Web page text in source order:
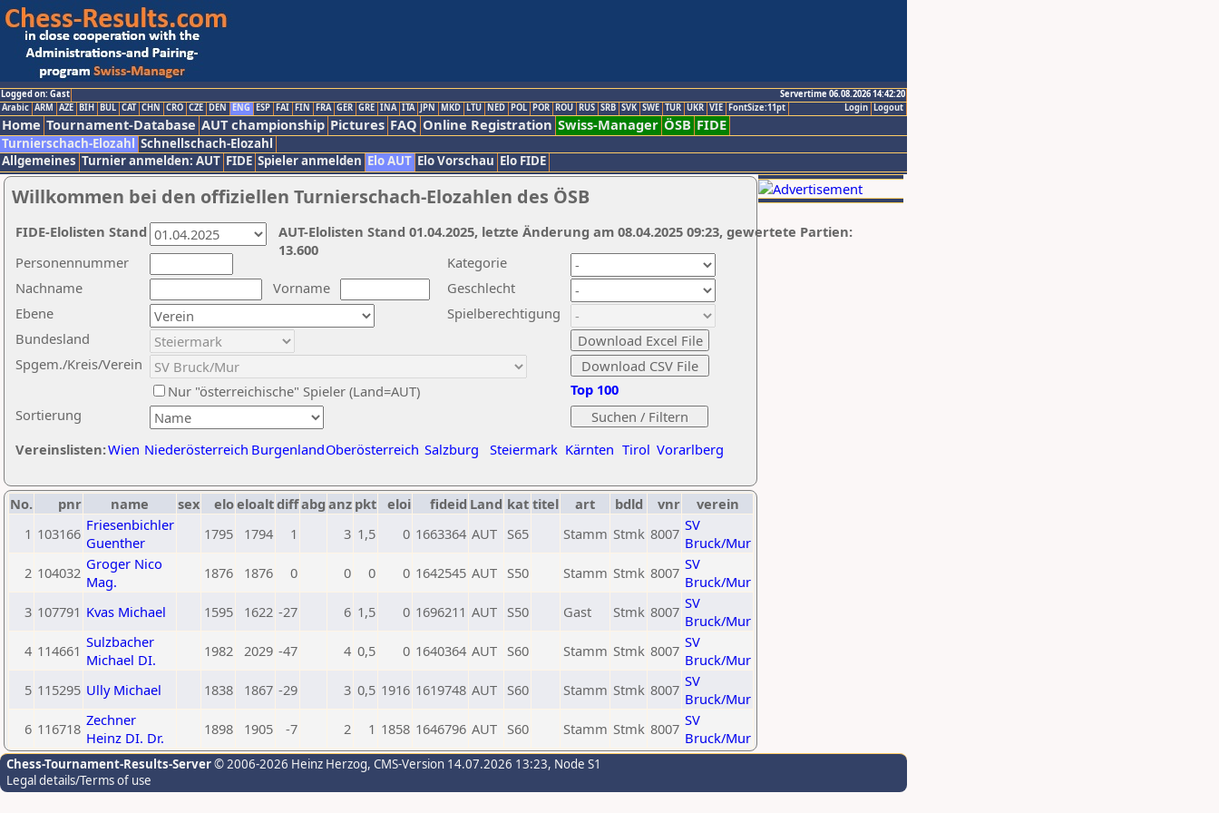
Logged on: Gast
Servertime 06.08.2026 14:42:20
Logout
Login
Arabic ARM AZE BIH BUL CAT CHN CRO CZE DEN ENG ESP FAI FIN FRA GER GRE INA ITA JPN MKD LTU NED POL POR ROU RUS SRB SVK SWE TUR UKR VIE FontSize:11pt
Home Tournament-Database AUT championship Pictures FAQ Online Registration Swiss-Manager ÖSB FIDE
Turnierschach-Elozahl Schnellschach-Elozahl
Allgemeines Turnier anmelden: AUT FIDE Spieler anmelden Elo AUT Elo Vorschau Elo FIDE
Willkommen bei den offiziellen Turnierschach-Elozahlen des ÖSB
Nachname
Vorname
Ebene
Kategorie
Sortierung
Personennummer
Bundesland
Spgem./Kreis/Verein
Geschlecht
Nur "österreichische" Spieler (Land=AUT)
Spielberechtigung
Vereinslisten:Wien Niederösterreich BurgenlandOberösterreich Salzburg Steiermark Kärnten Tirol Vorarlberg
Top 100
AUT-Elolisten Stand 01.04.2025, letzte Änderung am 08.04.2025 09:23, gewertete Partien:
13.600
FIDE-Elolisten Stand
No. pnr name sex eloeloaltdiffabg anz pkt eloi fideid Land kat titel art bdld vnr
verein
1 103166 Friesenbichler
Guenther
1795 1794 1 3 1,5 0 1663364 AUT S65 Stamm Stmk 8007 SV
Bruck/Mur
2 104032 Groger Nico
Mag.
1876 1876 0 0 0 0 1642545 AUT S50 Stamm Stmk 8007 SV
Bruck/Mur
3 107791 Kvas Michael 1595 1622 -27 6 1,5 0 1696211 AUT S50 Gast Stmk 8007 SV
Bruck/Mur
4 114661 Sulzbacher
Michael DI.
1982 2029 -47 4 0,5 0 1640364 AUT S60 Stamm Stmk 8007 SV
Bruck/Mur
5 115295 Ully Michael 1838 1867 -29 3 0,5 1916 1619748 AUT S60 Stamm Stmk 8007 SV
Bruck/Mur
6 116718 Zechner
Heinz DI. Dr.
1898 1905 -7 2 1 1858 1646796 AUT S60 Stamm Stmk 8007 SV
Bruck/Mur
Chess-Tournament-Results-Server© 2006-2026 Heinz Herzog, CMS-Version 14.07.2026 13:23, Node S1
Legal details/Terms of use